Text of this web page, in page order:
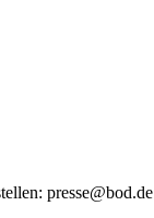
presse@bod.de